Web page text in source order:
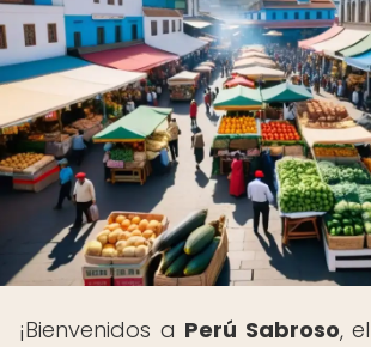
¡Bienvenidos a Perú Sabroso,